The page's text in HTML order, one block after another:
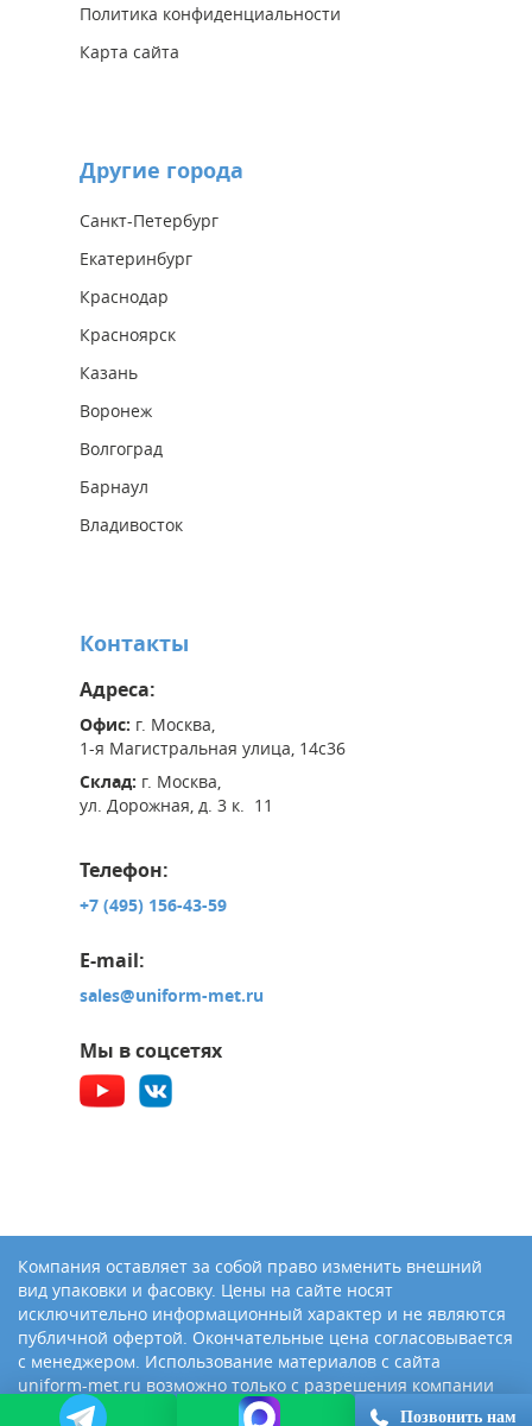
Политика конфиденциальности
Карта сайта
Другие города
Санкт-Петербург
Екатеринбург
Краснодар
Красноярск
Казань
Воронеж
Волгоград
Барнаул
Владивосток
Контакты
Адреса:
Офис: г. Москва,
1-я Магистральная улица, 14с36
Склад: г. Москва,
ул. Дорожная, д. 3 к. 11
Телефон:
+7 (495) 156-43-59
E-mail:
sales@uniform-met.ru
Мы в соцсетях
Компания оставляет за собой право изменить внешний
вид упаковки и фасовку. Цены на сайте носят
исключительно информационный характер и не являются
публичной офертой. Окончательные цена согласовывается
с менеджером. Использование материалов с сайта
uniform-met.ru возможно только с разрешения компании
«Юниформ-Металл»
Позвонить нам